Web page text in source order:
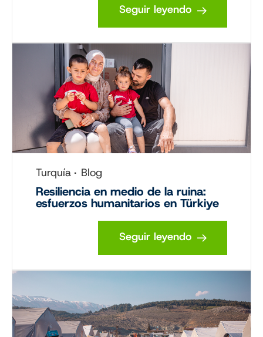
Seguir leyendo
Turquía Blog
Resiliencia en medio de la ruina:
esfuerzos humanitarios en Türkiye
Seguir leyendo